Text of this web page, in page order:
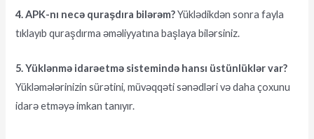
4. APK-nı necə quraşdıra bilərəm?Yüklədikdən sonra fayla
tıklayıb quraşdırma əməliyyatına başlaya bilərsiniz.
5. Yüklənmə idarəetmə sistemində hansı üstünlüklər var?
Yükləmələrinizin sürətini, müvəqqəti sənədləri və daha çoxunu
idarə etməyə imkan tanıyır.